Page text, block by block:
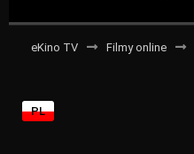
eKino TV Filmy online
PL